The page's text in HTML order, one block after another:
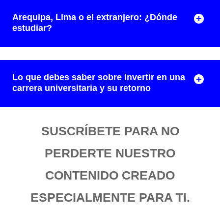
Arequipa, Lima o el extranjero: ¿Dónde
estudiar?
Lo que debes saber sobre invertir en una
carrera universitaria y su retorno
SUSCRÍBETE PARA NO
PERDERTE NUESTRO
CONTENIDO CREADO
ESPECIALMENTE PARA TI.